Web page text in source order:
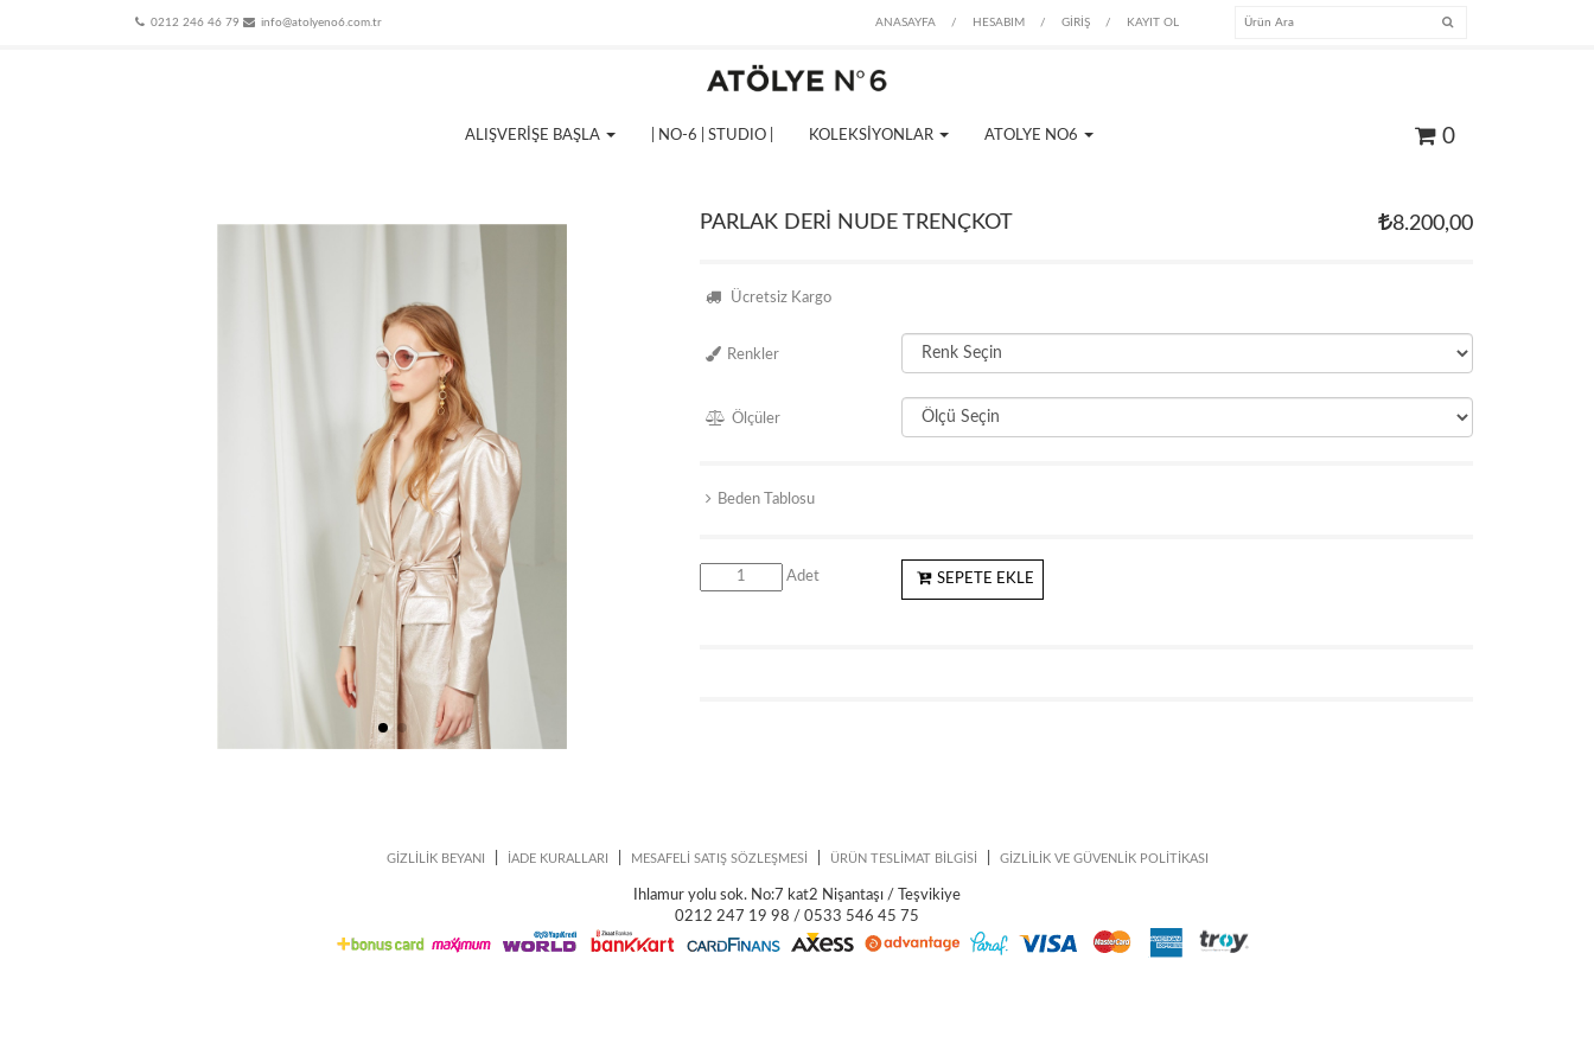
0212 246 46 79 info@atolyeno6.com.tr ANASAYFA / HESABIM / GİRİŞ / KAYIT OL
ALIŞVERİŞE BAŞLA | NO-6 | STUDIO | KOLEKSİYONLAR ATOLYE NO6 0
PARLAK DERİ NUDE TRENÇKOT 8.200,00
Ücretsiz Kargo
Renkler
Ölçüler
Beden Tablosu
Adet SEPETE EKLE
GİZLİLİK BEYANI İADE KURALLARI MESAFELİ SATIŞ SÖZLEŞMESİ ÜRÜN TESLİMAT BİLGİSİ GİZLİLİK VE GÜVENLİK POLİTİKASI
Ihlamur yolu sok. No:7 kat2 Nişantaşı / Teşvikiye
0212 247 19 98 / 0533 546 45 75